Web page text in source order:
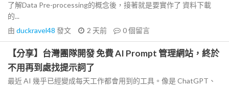
了解Data Pre-processing的概念後，接著就是要實作了 資料下載
的...
由 duckravel48 發文 2 天前 0個留言
【分享】台灣團隊開發 免費 AI Prompt 管理網站，終於
不用再到處找提示詞了
最近 AI 幾乎已經變成每天工作都會用到的工具。像是 ChatGPT、